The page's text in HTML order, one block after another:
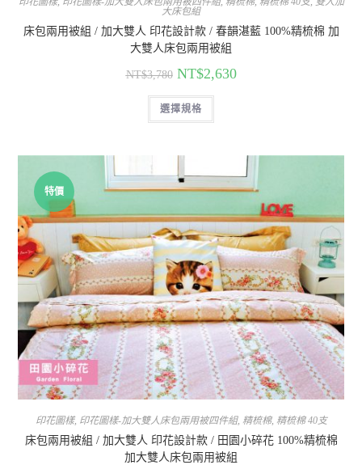
大床包組
床包兩用被組 / 加大雙人 印花設計款 / 春韻湛藍 100%精梳棉 加
大雙人床包兩用被組
NT$3,780 NT$2,630
選擇規格
特價
印花圖樣, 印花圖樣-加大雙人床包兩用被四件組, 精梳棉, 精梳棉 40支
床包兩用被組 / 加大雙人 印花設計款 / 田園小碎花 100%精梳棉
加大雙人床包兩用被組